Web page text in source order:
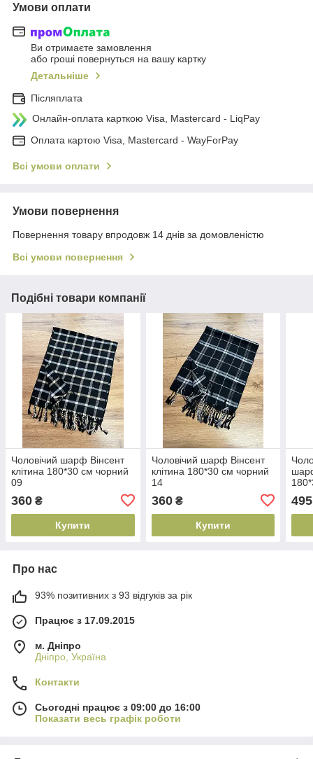
Умови оплати
Ви отримаєте замовлення
або гроші повернуться на вашу картку
Детальніше
Післяплата
Онлайн-оплата карткою Visa, Mastercard - LiqPay
Оплата картою Visa, Mastercard - WayForPay
Всі умови оплати
Умови повернення
Повернення товару впродовж 14 днів за домовленістю
Всі умови повернення
Подібні товари компанії
Чоловічий шарф Вінсент
клітина 180*30 см чорний
09
360 ₴
Купити
Чоловічий шарф Вінсент
клітина 180*30 см чорний
14
360₴
Купити
495
Про нас
93% позитивних з 93 відгуків за рік
Працює з 17.09.2015
м. Дніпро
Дніпро, Україна
Контакти
Сьогодні працює з 09:00 до 16:00
Показати весь графік роботи